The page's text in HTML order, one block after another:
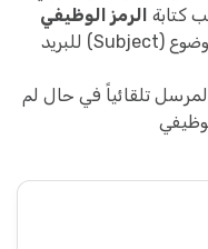
كتابة الرمز الوظيفي
حصراً في حقل الموضوع (Subject) للبريد
تلقائياً في حال لم